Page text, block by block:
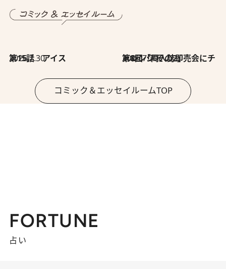
2026.7.30
第15話 アイス 2026.7.30
第8回「同人誌即売会にチャレンジ その2」
コミック＆エッセイルームTOP
FORTUNE
占い